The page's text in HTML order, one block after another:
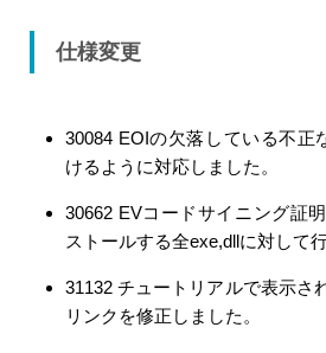
仕様変更
30084 EOIの欠落している不正
けるように対応しました。
30662 EVコードサイニング証
ストールする全exe,dllに対して
31132 チュートリアルで表示さ
リンクを修正しました。